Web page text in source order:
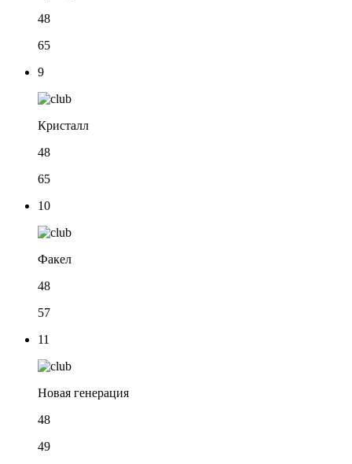
48
65
9
Кристалл
48
65
10
Факел
48
57
11
Новая генерация
48
49